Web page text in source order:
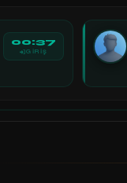
00:37
GİRİŞ